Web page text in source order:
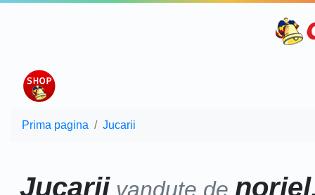
Prima pagina Jucarii
Jucarii vandute de